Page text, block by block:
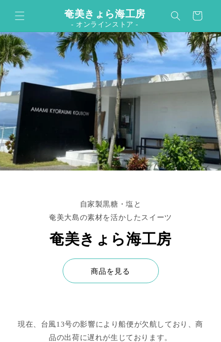
コンテンツに進む奄美きょら海工房
- オンラインストア -
ー
自家製黒糖・塩と
奄美大島の素材を活かしたスイーツ
奄美きょら海工房
商品を見る
現在、台風13号の影響により船便が欠航しており、商
品の出荷に遅れが生じております。